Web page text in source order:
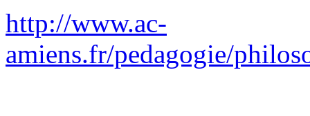
http://www.ac-
amiens.fr/pedagogie/